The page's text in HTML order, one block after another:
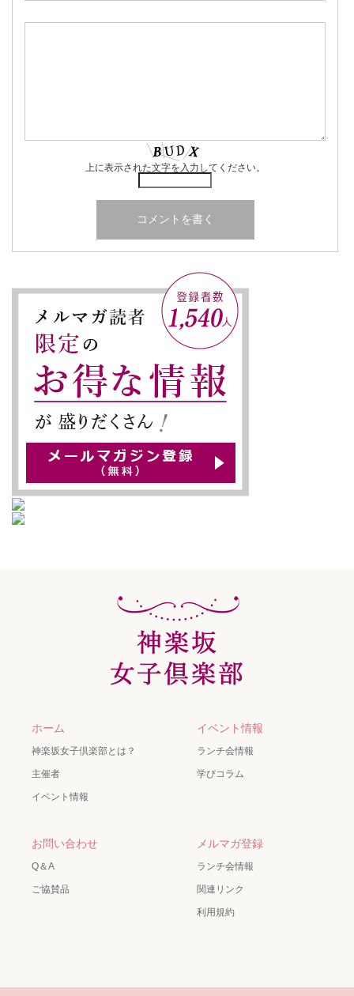
上に表示された文字を入力してください。
ホーム
神楽坂女子倶楽部とは？
主催者
イベント情報
イベント情報
ランチ会情報
学びコラム
お問い合わせ
Q＆A
ご協賛品
メルマガ登録
ランチ会情報
関連リンク
利用規約